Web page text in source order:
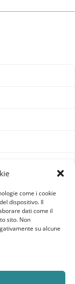
come i cookie
dispositivo. Il
dati come il
sito. Non
su alcune